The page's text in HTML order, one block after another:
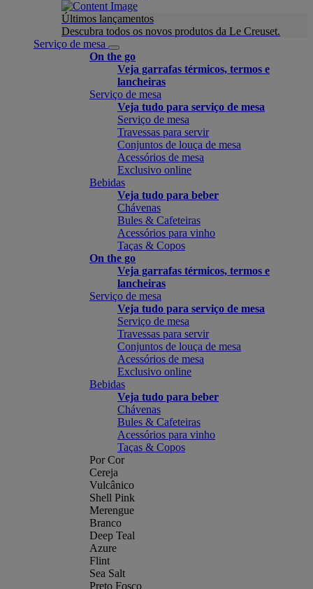
Últimos lançamentos
Descubra todos os novos produtos da Le Creuset.
Serviço de mesa
On the go
Veja garrafas térmicos, termos e
lancheiras
Serviço de mesa
Veja tudo para serviço de mesa
Serviço de mesa
Travessas para servir
Conjuntos de louça de mesa
Acessórios de mesa
Exclusivo online
Bebidas
Veja tudo para beber
Chávenas
Bules & Cafeteiras
Acessórios para vinho
Taças & Copos
On the go
Veja garrafas térmicos, termos e
lancheiras
Serviço de mesa
Veja tudo para serviço de mesa
Serviço de mesa
Travessas para servir
Conjuntos de louça de mesa
Acessórios de mesa
Exclusivo online
Bebidas
Veja tudo para beber
Chávenas
Bules & Cafeteiras
Acessórios para vinho
Taças & Copos
Por Cor
Cereja
Vulcânico
Shell Pink
Merengue
Branco
Deep Teal
Azure
Flint
Sea Salt
Preto Fosco